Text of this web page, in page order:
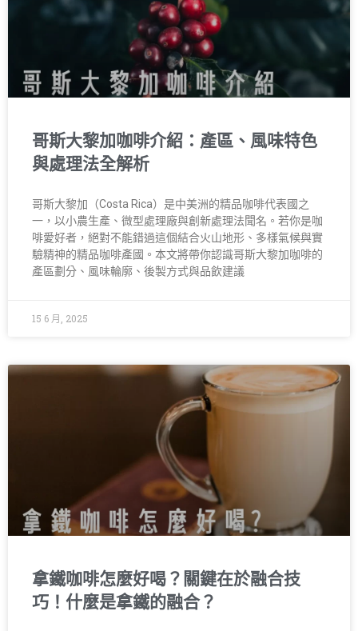
哥斯大黎加咖啡介紹：產區、風味特色
與處理法全解析
哥斯大黎加（Costa Rica）是中美洲的精品咖啡代表國之
一，以小農生產、微型處理廠與創新處理法聞名。若你是咖
啡愛好者，絕對不能錯過這個結合火山地形、多樣氣候與實
驗精神的精品咖啡產國。本文將帶你認識哥斯大黎加咖啡的
產區劃分、風味輪廓、後製方式與品飲建議
15 6 月, 2025
拿鐵咖啡怎麼好喝？關鍵在於融合技
巧！什麼是拿鐵的融合？